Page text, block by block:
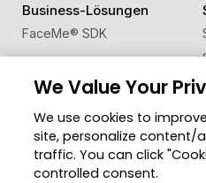
Business-Lösungen
FaceMe® SDK
Community
Mitgliederbereich
Blog
We Value Your
We use cookies to
site, personalize content/
traffic. You can click
controlled consent.